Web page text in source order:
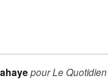
pourLe